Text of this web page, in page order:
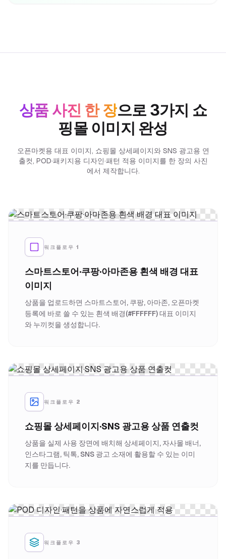
상품 사진 한 장으로 3가지 쇼
핑몰 이미지 완성
오픈마켓용 대표 이미지, 쇼핑몰 상세페이지와 SNS 광고용 연
출컷, POD·패키지용 디자인·패턴 적용 이미지를 한 장의 사진
에서 제작합니다.
워크플로우 1
스마트스토어·쿠팡·아마존용 흰색 배경 대표
이미지
상품을 업로드하면 스마트스토어, 쿠팡, 아마존, 오픈마켓
등록에 바로 쓸 수 있는 흰색 배경(#FFFFFF) 대표 이미지
와 누끼컷을 생성합니다.
워크플로우 2
쇼핑몰 상세페이지·SNS 광고용 상품 연출컷
상품을 실제 사용 장면에 배치해 상세페이지, 자사몰 배너,
인스타그램, 틱톡, SNS 광고 소재에 활용할 수 있는 이미
지를 만듭니다.
워크플로우 3